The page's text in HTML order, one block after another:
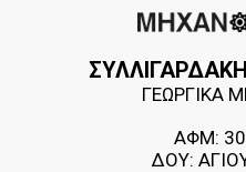
ΓΕΩΡΓΙΚΑ
ΑΦΜ:
ΔΟΥ: